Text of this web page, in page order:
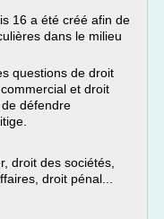
16 a été créé afin de
dans le milieu
questions de droit
et droit
défendre
droit des sociétés,
droit pénal...